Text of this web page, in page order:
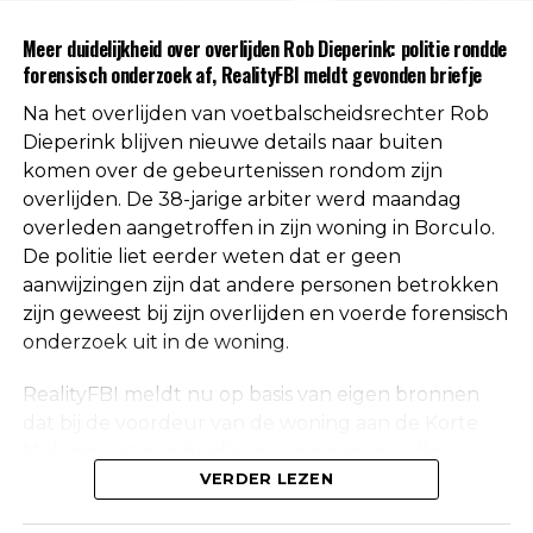
worden geen verdere mededelingen gedaan over
de doodsoorzaak.
Een vaste waarde in de Nederlandse
arbitrage
Met het overlijden van Rob Dieperink verliest het
Nederlandse voetbal een scheidsrechter die
jarenlang actief was op het hoogste niveau.
Dieperink begon al op jonge leeftijd met fluiten in
het amateurvoetbal en werkte zich stap voor stap
toegewezen, waarna uiteindelijk ook de Eredivisie
Meer duidelijkheid over overlijden Rob Dieperink: politie rondde
forensisch onderzoek af, RealityFBI meldt gevonden briefje
Na het overlijden van voetbalscheidsrechter Rob
Dieperink blijven nieuwe details naar buiten
komen over de gebeurtenissen rondom zijn
overlijden. De 38-jarige arbiter werd maandag
overleden aangetroffen in zijn woning in Borculo.
De politie liet eerder weten dat er geen
aanwijzingen zijn dat andere personen betrokken
zijn geweest bij zijn overlijden en voerde forensisch
onderzoek uit in de woning.
RealityFBI meldt nu op basis van eigen bronnen
waarop Dieperink een persoonlijke boodschap had
VERDER LEZEN